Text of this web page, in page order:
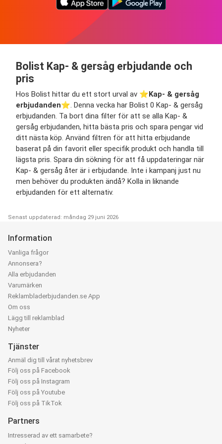
Bolist Kap- & gersåg erbjudande och
pris
Hos Bolist hittar du ett stort urval av ⭐️Kap- & gersåg
erbjudanden⭐️. Denna vecka har Bolist 0 Kap- & gersåg
erbjudanden. Ta bort dina filter för att se alla Kap- &
gersåg erbjudanden, hitta bästa pris och spara pengar vid
ditt nästa köp. Använd filtren för att hitta erbjudande
baserat på din favorit eller specifik produkt och handla till
lägsta pris. Spara din sökning för att få uppdateringar när
Kap- & gersåg åter är i erbjudande. Inte i kampanj just nu
men behöver du produkten ändå? Kolla in liknande
erbjudanden för ett alternativ.
Senast uppdaterad: måndag 29 juni 2026
Information
Vanliga frågor
Annonsera?
Alla erbjudanden
Varumärken
Reklambladerbjudanden.se App
Om oss
Lägg till reklamblad
Nyheter
Tjänster
Anmäl dig till vårat nyhetsbrev
Följ oss på Facebook
Följ oss på Instagram
Följ oss på Youtube
Följ oss på TikTok
Partners
Intresserad av ett samarbete?